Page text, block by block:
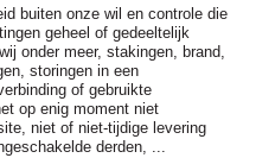
buiten onze wil en controle die
geheel of gedeeltelijk
onder meer, stakingen, brand,
storingen in een
of gebruikte
op enig moment niet
niet of niet-tijdige levering
derden, ...